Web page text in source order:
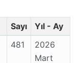
Sayı
Yıl - Ay
481
2026
Mart